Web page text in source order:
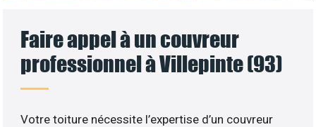
Faire appel à un couvreur
professionnel à Villepinte (93)
Votre toiture nécessite l’expertise d’un couvreur